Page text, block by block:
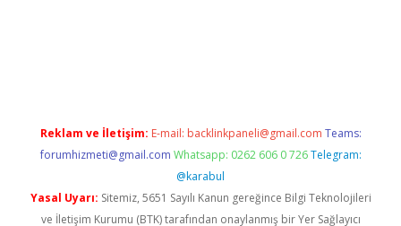
Reklam ve İletişim: E-mail: backlinkpaneli@gmail.com Teams:
forumhizmeti@gmail.com Whatsapp: 0262 606 0 726 Telegram:
@karabul
Yasal Uyarı: Sitemiz, 5651 Sayılı Kanun gereğince Bilgi Teknolojileri
ve İletişim Kurumu (BTK) tarafından onaylanmış bir Yer Sağlayıcı